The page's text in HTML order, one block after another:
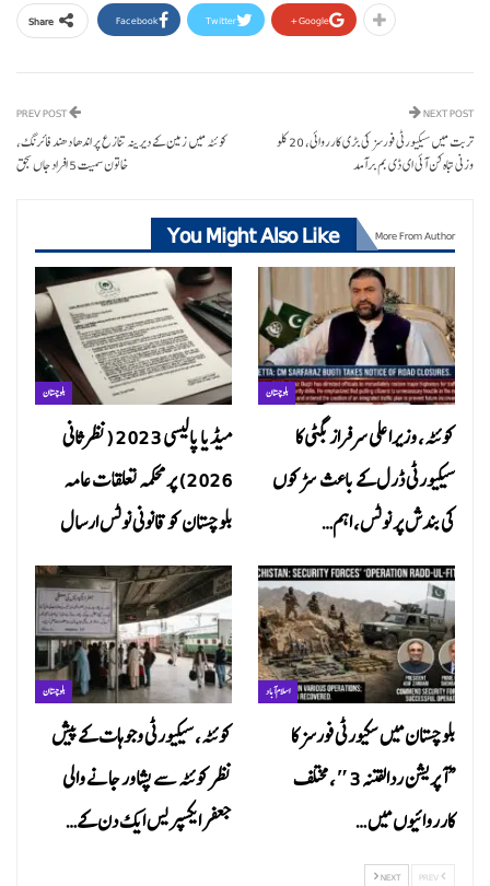
Share Facebook Twitter Google+
کوئٹہ میں زمین کے دیرینہ تنازع پر اندھا دھند فائرنگ،
خاتون سمیت 5 افراد جاں بحق
NEXT POST
تربت میں سیکیورٹی فورسز کی بڑی کارروائی، 20 کلو
وزنی تباہ کن آئی ای ڈی بم برآمد
You Might Also Like More From Author
بلوچستان
میڈیا پالیسی 2023 (نظرثانی
2026) پر محکمہ تعلقات عامہ
بلوچستان کو قانونی نوٹس ارسال
بلوچستان
کوئٹہ، وزیراعلی سرفراز بگٹی کا
سیکیورٹی ڈرل کے باعث سڑکوں
کی بندش پر نوٹس، اہم…
بلوچستان
کوئٹہ، سیکیورٹی وجوہات کے پیش
نظر کوئٹہ سے پشاور جانے والی
جعفر ایکسپریس ایک دن کے…
اسلام آباد
بلوچستان میں سکیورٹی فورسز کا
“آپریشن ردالفتنہ 3″، مختلف
کارروائیوں میں…
NEXT